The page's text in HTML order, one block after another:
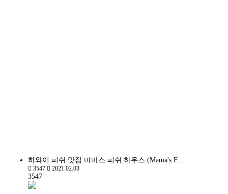
하와이 피쉬 맛집 마마스 피쉬 하우스 (Mama's F…
3547 2021.02.03
3547